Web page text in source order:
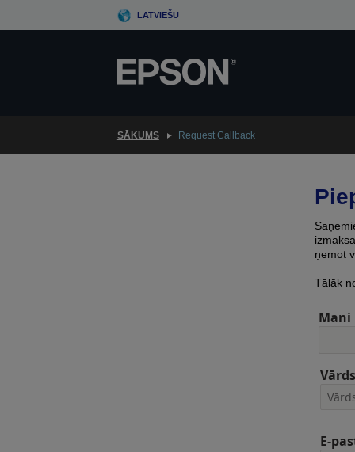
to
LATVIEŠU
SĀKUMS Request Callback
ņemot
Tālāk
Mani
Vārds
E-